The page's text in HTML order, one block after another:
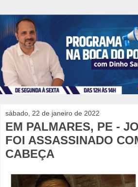
sábado, 22 de janeiro de 2022
EM PALMARES, PE -
FOI ASSASSINADO
CABEÇA